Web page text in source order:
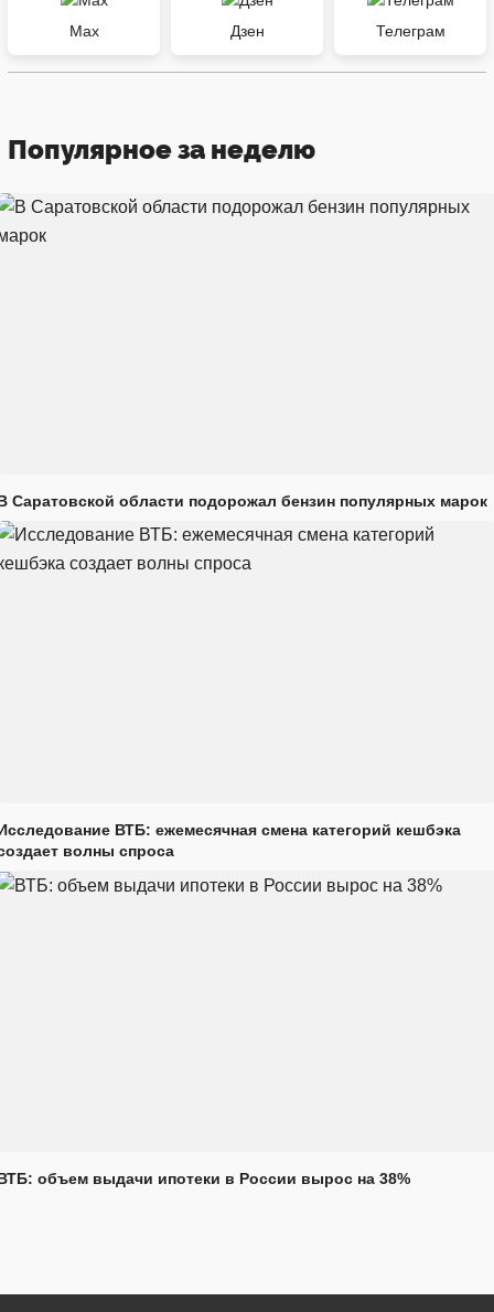
Max Дзен Телеграм
Популярное за неделю
Саратовской области подорожал бензин популярных марок
ВТБ: ежемесячная смена категорий кешбэка
волны спроса
объем выдачи ипотеки в России вырос на 38%